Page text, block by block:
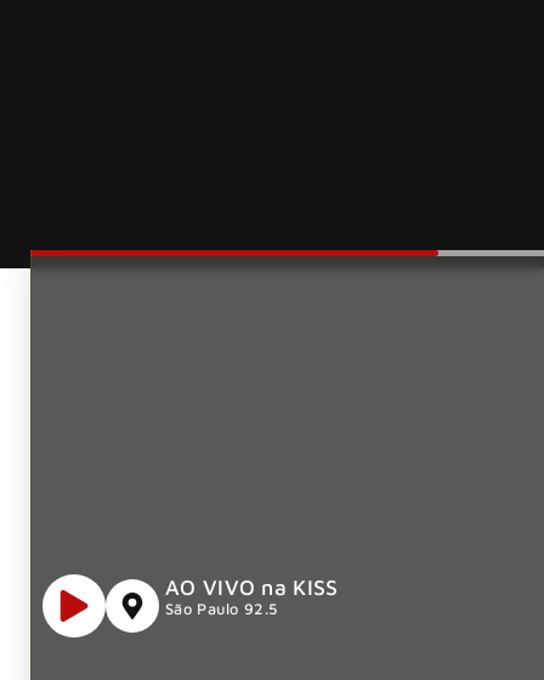
AO VIVO na KISS
São Paulo 92.5